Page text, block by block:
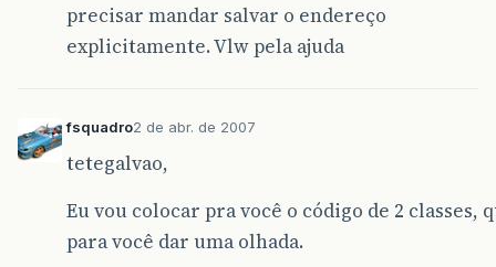
precisar mandar salvar o endereço
explicitamente. Vlw pela ajuda
fsquadro2 de abr. de 2007
tetegalvao,
Eu vou colocar pra você o código de 2 classes,
para você dar uma olhada.